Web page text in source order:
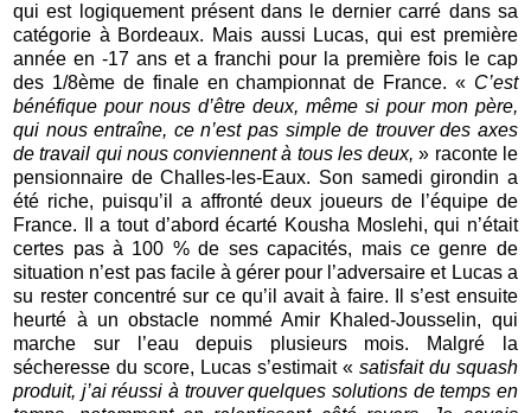
qui est logiquement présent dans le dernier carré dans sa
catégorie à Bordeaux. Mais aussi Lucas, qui est première
année en -17 ans et a franchi pour la première fois le cap
des 1/8ème de finale en championnat de France. « C’est
bénéfique pour nous d’être deux, même si pour mon père,
qui nous entraîne, ce n’est pas simple de trouver des axes
de travail qui nous conviennent à tous les deux, » raconte le
pensionnaire de Challes-les-Eaux. Son samedi girondin a
été riche, puisqu’il a affronté deux joueurs de l’équipe de
France. Il a tout d’abord écarté Kousha Moslehi, qui n’était
certes pas à 100 % de ses capacités, mais ce genre de
situation n’est pas facile à gérer pour l’adversaire et Lucas a
su rester concentré sur ce qu’il avait à faire. Il s’est ensuite
heurté à un obstacle nommé Amir Khaled-Jousselin, qui
marche sur l’eau depuis plusieurs mois. Malgré la
sécheresse du score, Lucas s’estimait « satisfait du squash
produit, j’ai réussi à trouver quelques solutions de temps en